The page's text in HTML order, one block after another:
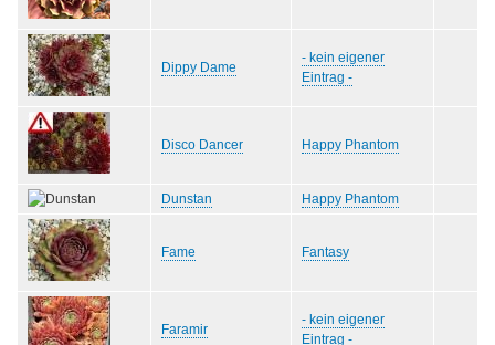
Dippy Dame
- kein eigener
Eintrag -
Disco Dancer Happy Phantom
Dunstan Happy Phantom
Fame Fantasy
Faramir
- kein eigener
Eintrag -